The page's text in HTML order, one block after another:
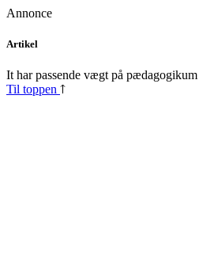
Annonce
Skip
content
Artikel
It har passende vægt på pædagogikum
Til toppen